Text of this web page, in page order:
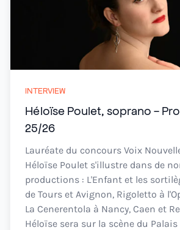
INTERVIEW
Héloïse Poulet, soprano -
25/26
Lauréate du concours Voix
Héloïse Poulet s'illustre dans de
productions : L'Enfant et les
de Tours et Avignon, Rigoletto à
La Cenerentola à Nancy, Caen et
Héloïse sera sur la scène du